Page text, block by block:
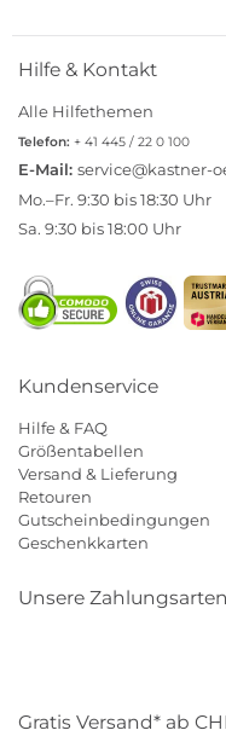
Hilfe & Kontakt
Alle Hilfethemen
Telefon: + 41 445 / 22 0 100
E-Mail: service@kastner-
Mo.–Fr. 9:30 bis 18:30 Uhr
Sa. 9:30 bis 18:00 Uhr
Kundenservice
Hilfe & FAQ
Größentabellen
Versand & Lieferung
Retouren
Gutscheinbedingungen
Geschenkkarten
Unsere Zahlungsarten
Gratis Versand* ab